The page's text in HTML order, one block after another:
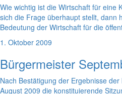
Wie wichtig ist die Wirtschaft für eine
sich die Frage überhaupt stellt, dann
Bedeutung der Wirtschaft für die
1. Oktober 2009
Bürgermeister
Nach Bestätigung der Ergebnisse
August 2009 die konstituierende